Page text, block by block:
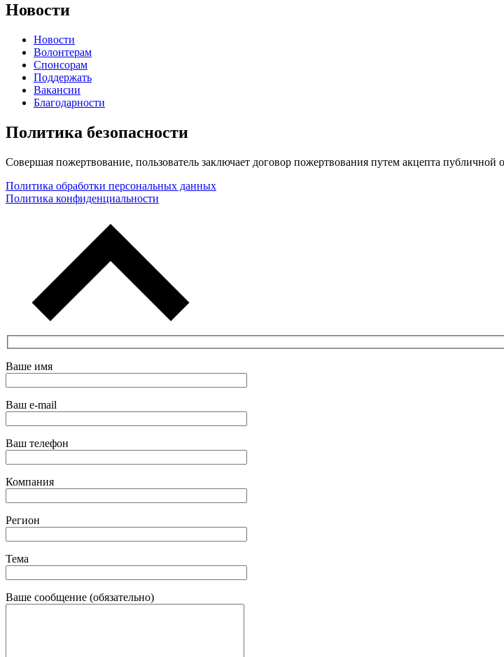
Новости
Новости
Волонтерам
Спонсорам
Поддержать
Вакансии
Благодарности
Политика безопасности
Совершая пожертвование, пользователь заключает договор пожертвования путем акцепта публичной
Политика обработки персональных данных
Политика конфиденциальности
Ваше имя
Ваш e-mail
Ваш телефон
Компания
Регион
Тема
Ваше сообщение (обязательно)